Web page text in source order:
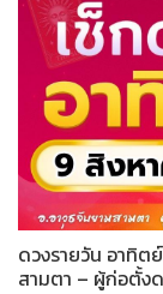
ดวงรายวัน อาทิต
สามตา – ผู้ก่อตั้ง